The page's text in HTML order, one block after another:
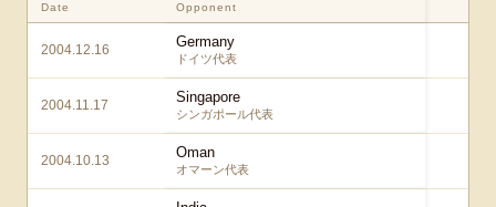
Date Opponent
2004.12.16 Germany
ドイツ代表
2004.11.17 Singapore
シンガポール代表
2004.10.13 Oman
オマーン代表